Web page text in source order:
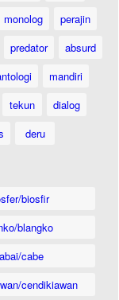
monolog
perajin
predator
absurd
mandiri
tekun
dialog
deru
biosfir
blangko
cabe
cendikiawan